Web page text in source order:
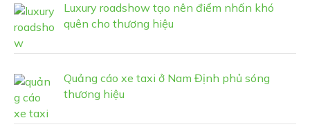
Luxury roadshow tạo nên điểm nhấn khó
quên cho thương hiệu
Quảng cáo xe taxi ở Nam Định phủ sóng
thương hiệu